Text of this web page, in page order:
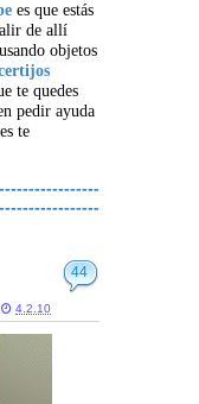
es que estás
de allí
objetos
te quedes
pedir ayuda
te
44
4.2.10